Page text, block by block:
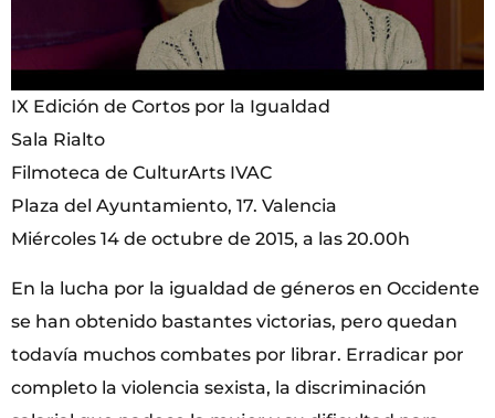
IX Edición de Cortos por la Igualdad
Sala Rialto
Filmoteca de CulturArts IVAC
Plaza del Ayuntamiento, 17. Valencia
Miércoles 14 de octubre de 2015, a las 20.00h
En la lucha por la igualdad de géneros en Occidente
se han obtenido bastantes victorias, pero quedan
todavía muchos combates por librar. Erradicar por
completo la violencia sexista, la discriminación